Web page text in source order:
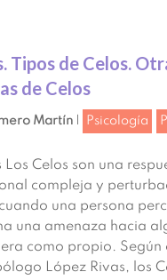
Tipos de Celos.
de Celos
Martín| Psicología
Los Celos son una
compleja y
una persona
una amenaza hacia
como propio. Según
López Rivas, los